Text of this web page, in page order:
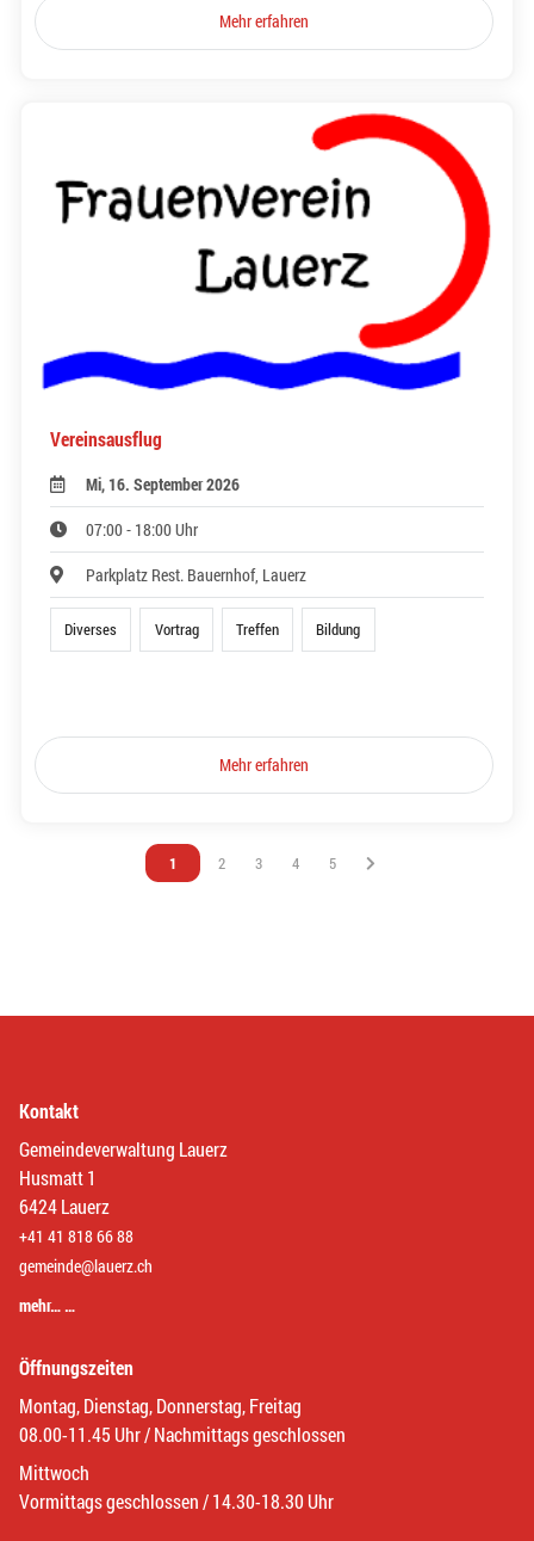
Mehr erfahren
Vereinsausflug
Mi, 16. September 2026
07:00 - 18:00 Uhr
Parkplatz Rest. Bauernhof, Lauerz
Diverses Vortrag Treffen Bildung
Mehr erfahren
Vous êtes sur la page
1 Vous êtes sur la page
2 Vous êtes sur la page
3 Vous êtes sur la page
4 Vous êtes sur la page
5
Kontakt
Gemeindeverwaltung Lauerz
Husmatt 1
6424 Lauerz
+41 41 818 66 88
gemeinde@lauerz.ch
mehr… …
Öffnungszeiten
Montag, Dienstag, Donnerstag, Freitag
08.00-11.45 Uhr / Nachmittags geschlossen
Mittwoch
Vormittags geschlossen / 14.30-18.30 Uhr